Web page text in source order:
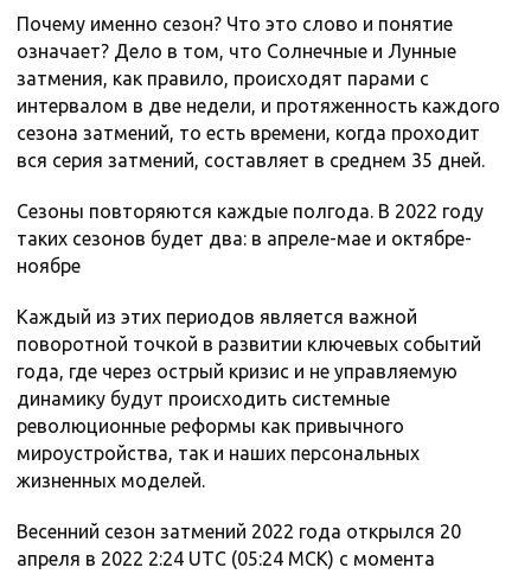
Почему именно сезон? Что это слово и понятие
означает? Дело в том, что Солнечные и Лунные
затмения, как правило, происходят парами с
интервалом в две недели, и протяженность каждого
сезона затмений, то есть времени, когда проходит
вся серия затмений, составляет в среднем 35 дней.
Сезоны повторяются каждые полгода. В 2022 году
таких сезонов будет два: в апреле-мае и октябре-
ноябре
Каждый из этих периодов является важной
поворотной точкой в развитии ключевых событий
года, где через острый кризис и не управляемую
динамику будут происходить системные
революционные реформы как привычного
мироустройства, так и наших персональных
жизненных моделей.
Весенний сезон затмений 2022 года открылся 20
апреля в 2022 2:24 UTC (05:24 МСК) с момента